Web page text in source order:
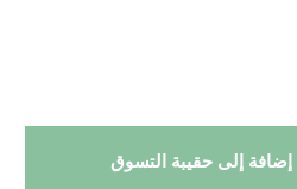
إضافة إلى حقيبة التسوق